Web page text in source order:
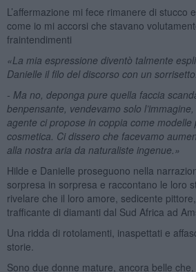
L’affermazione mi fece rimanere di stucco
come io mi accorsi che stavano
fraintendimenti
«La mia espressione diventò talmente
Danielle il filo del discorso con un
- Ma no, deponga pure quella faccia
benpensante, vendevamo solo
agente ci propose in coppia come modelle
cosmetica. Ci dissero che facevamo
alla nostra aria da naturaliste ingenue.»
Hilde e Danielle proseguono nella
sorpresa in sorpresa e raccontano le loro
rivelare che il loro amore, sedicente
trafficante di diamanti dal Sud Africa ad
Una ridda di rotolamenti, inaspettati e
storie.
Sono due donne mature, ancora belle